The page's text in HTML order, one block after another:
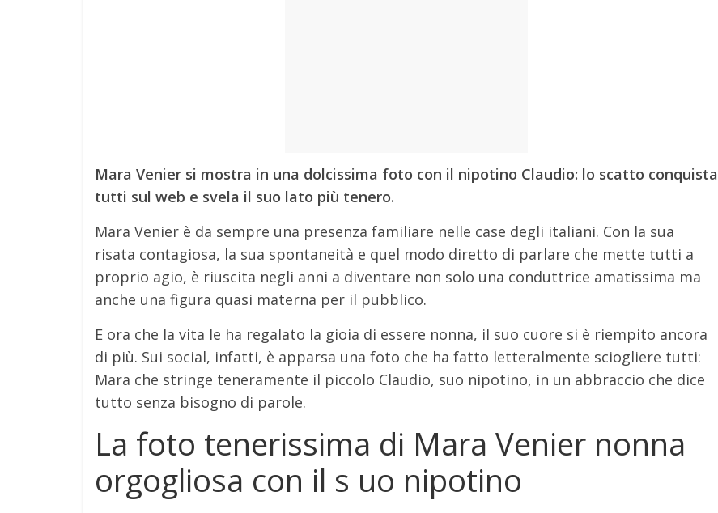
Mara Venier si mostra in una dolcissima foto con il nipotino Claudio: lo scatto conquista
tutti sul web e svela il suo lato più tenero.
Mara Venier è da sempre una presenza familiare nelle case degli italiani. Con la sua
risata contagiosa, la sua spontaneità e quel modo diretto di parlare che mette tutti a
proprio agio, è riuscita negli anni a diventare non solo una conduttrice amatissima ma
anche una figura quasi materna per il pubblico.
E ora che la vita le ha regalato la gioia di essere nonna, il suo cuore si è riempito ancora
di più. Sui social, infatti, è apparsa una foto che ha fatto letteralmente sciogliere tutti:
Mara che stringe teneramente il piccolo Claudio, suo nipotino, in un abbraccio che dice
tutto senza bisogno di parole.
La foto tenerissima di Mara Venier nonna
orgogliosa con il s uo nipotino